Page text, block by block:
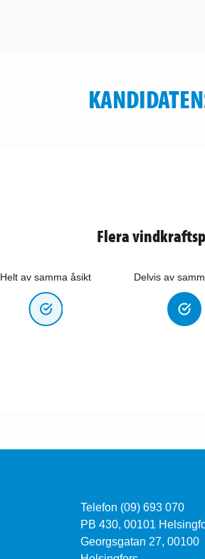
Flera
Helt av samma åsikt Delvis av
Telefon (09) 693 070
PB 430, 00101
Georgsgatan 27, 00100